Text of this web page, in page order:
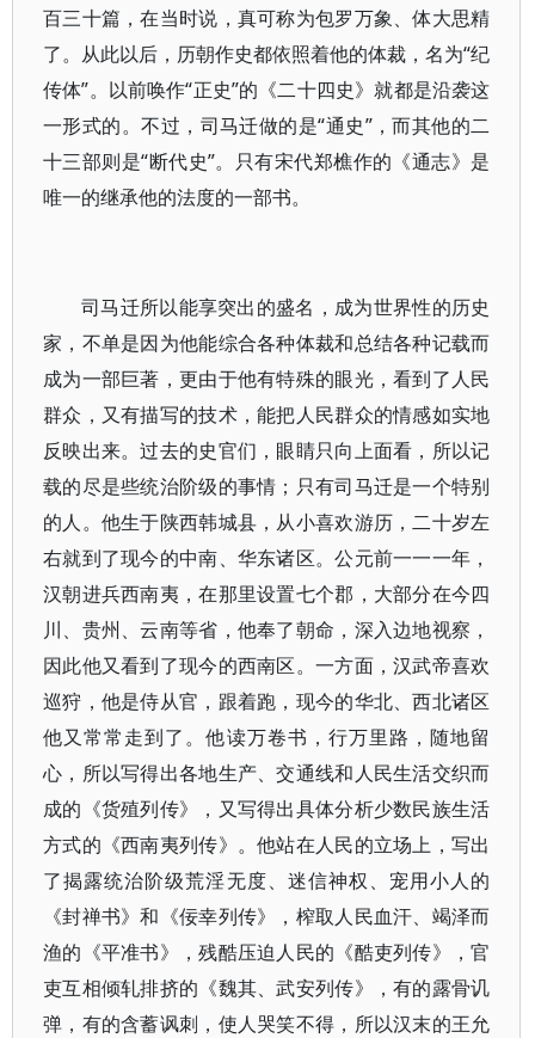
百三十篇，在当时说，真可称为包罗万象、体大思精
了。从此以后，历朝作史都依照着他的体裁，名为“纪
传体”。以前唤作“正史”的《二十四史》就都是沿袭这
一形式的。不过，司马迁做的是“通史”，而其他的二
十三部则是“断代史”。只有宋代郑樵作的《通志》是
唯一的继承他的法度的一部书。
司马迁所以能享突出的盛名，成为世界性的历史
家，不单是因为他能综合各种体裁和总结各种记载而
成为一部巨著，更由于他有特殊的眼光，看到了人民
群众，又有描写的技术，能把人民群众的情感如实地
反映出来。过去的史官们，眼睛只向上面看，所以记
载的尽是些统治阶级的事情；只有司马迁是一个特别
的人。他生于陕西韩城县，从小喜欢游历，二十岁左
右就到了现今的中南、华东诸区。公元前一一一年，
汉朝进兵西南夷，在那里设置七个郡，大部分在今四
川、贵州、云南等省，他奉了朝命，深入边地视察，
因此他又看到了现今的西南区。一方面，汉武帝喜欢
巡狩，他是侍从官，跟着跑，现今的华北、西北诸区
他又常常走到了。他读万卷书，行万里路，随地留
心，所以写得出各地生产、交通线和人民生活交织而
成的《货殖列传》，又写得出具体分析少数民族生活
方式的《西南夷列传》。他站在人民的立场上，写出
了揭露统治阶级荒淫无度、迷信神权、宠用小人的
《封禅书》和《佞幸列传》，榨取人民血汗、竭泽而
渔的《平准书》，残酷压迫人民的《酷吏列传》，官
吏互相倾轧排挤的《魏其、武安列传》，有的露骨讥
弹，有的含蓄讽刺，使人哭笑不得，所以汉末的王允